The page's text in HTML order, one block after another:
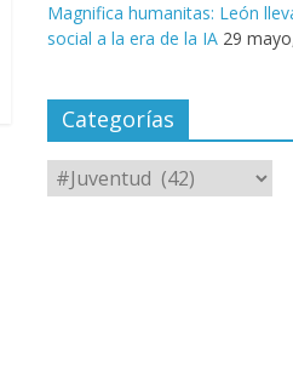
Magnifica humanitas: León
social a la era de la IA 29
Categorías